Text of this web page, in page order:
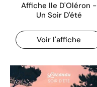
Affiche Ile D'Oléron -
Un Soir D'été
Voir l'affiche